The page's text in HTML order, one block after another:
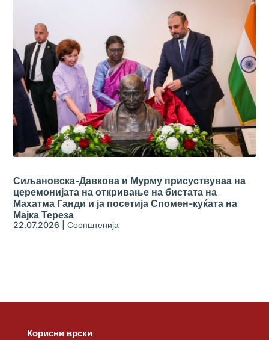
Сиљановска-Давкова и Мурму присуствуваа на
церемонијата на откривање на бистата на
Махатма Ганди и ја посетија Спомен-куќата на
Мајка Тереза
22.07.2026 |Соопштенија
Корисни врски